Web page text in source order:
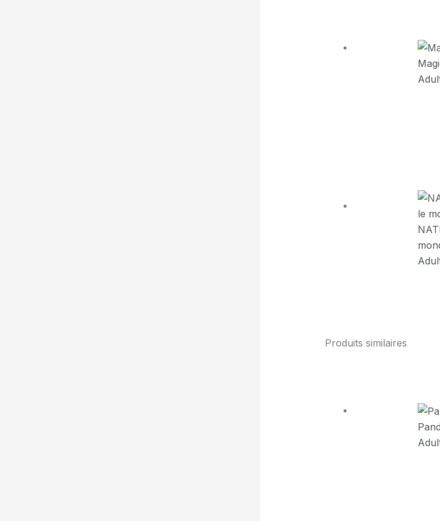
Produits similaires